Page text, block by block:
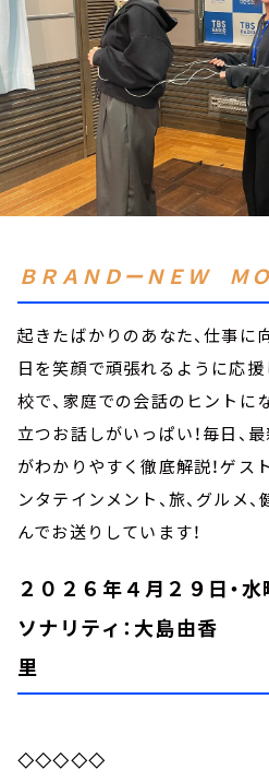
ＢＲＡＮＤーＮＥＷ Ｍ
起きたばかりのあなた、仕事に
日を笑顔で頑張れるように応援
校で、家庭での会話のヒントに
立つお話しがいっぱい！毎日、
がわかりやすく徹底解説！ゲス
ンタテインメント、旅、グルメ
んでお送りしています！
２０２６年４月２９日・
ソナリティ：大島由香
里
◇◇◇◇◇